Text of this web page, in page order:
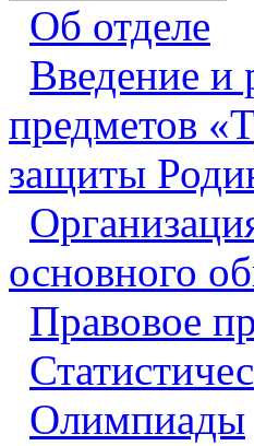
Об отделе
Введение
предметов
защиты
основного
Правовое
Олимпиады